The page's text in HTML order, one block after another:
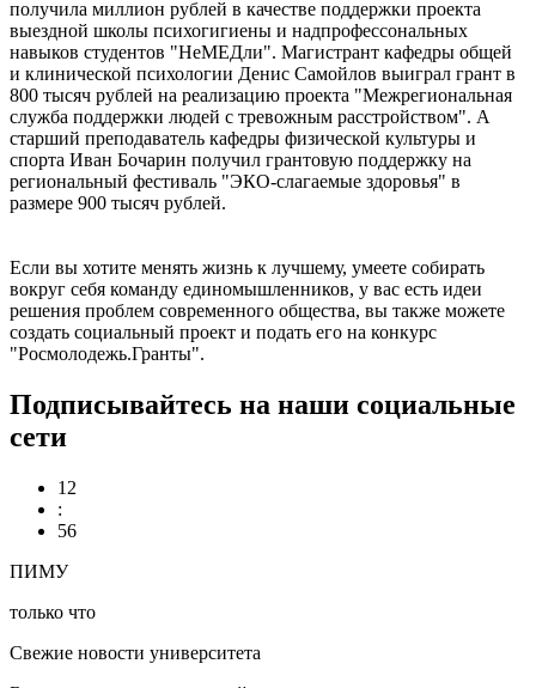
получила миллион рублей в качестве поддержки проекта
выездной школы психогигиены и надпрофессональных
навыков студентов "НеМЕДли". Магистрант кафедры общей
и клинической психологии Денис Самойлов выиграл грант в
800 тысяч рублей на реализацию проекта "Межрегиональная
служба поддержки людей с тревожным расстройством". А
старший преподаватель кафедры физической культуры и
спорта Иван Бочарин получил грантовую поддержку на
региональный фестиваль "ЭКО-слагаемые здоровья" в
размере 900 тысяч рублей.
Если вы хотите менять жизнь к лучшему, умеете собирать
вокруг себя команду единомышленников, у вас есть идеи
решения проблем современного общества, вы также можете
создать социальный проект и подать его на конкурс
"Росмолодежь.Гранты".
Подписывайтесь на наши социальные
сети
12
:
57
ПИМУ
только что
Свежие новости университета